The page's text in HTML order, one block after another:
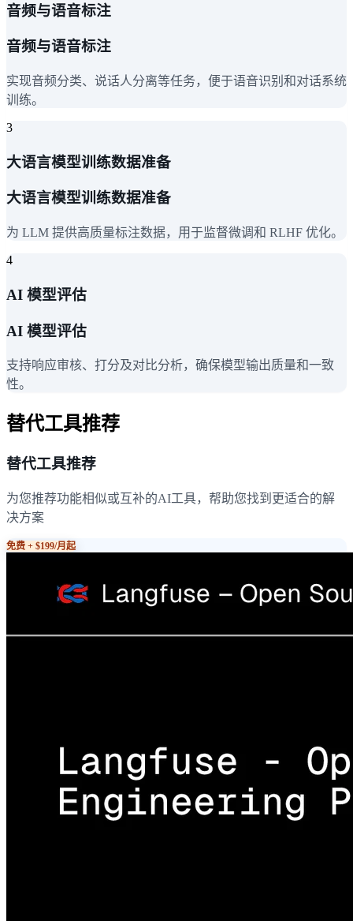
音频与语音标注
音频与语音标注
实现音频分类、说话人分离等任务，便于语音识别和对话系统
训练。
3
大语言模型训练数据准备
大语言模型训练数据准备
为 LLM 提供高质量标注数据，用于监督微调和 RLHF 优化。
4
AI 模型评估
AI 模型评估
支持响应审核、打分及对比分析，确保模型输出质量和一致
性。
替代工具推荐
替代工具推荐
为您推荐功能相似或互补的AI工具，帮助您找到更适合的解
决方案
免费 + $199/月起